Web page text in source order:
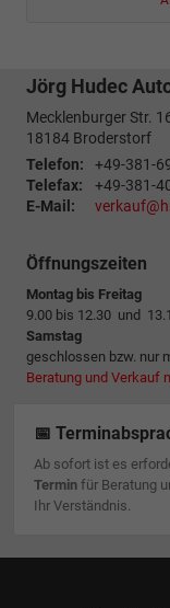
Jörg Hudec
Mecklenburger Str.
18184 Broderstorf
Telefon:
+49-381-
Telefax:
+49-381-
E-Mail:
Öffnungszeiten
Montag bis Freitag
9.00 bis 12.30 und
Samstag
geschlossen bzw. nur
Beratung und Verkauf
📅
Ab sofort ist es
Terminfür Beratung
Ihr Verständnis.